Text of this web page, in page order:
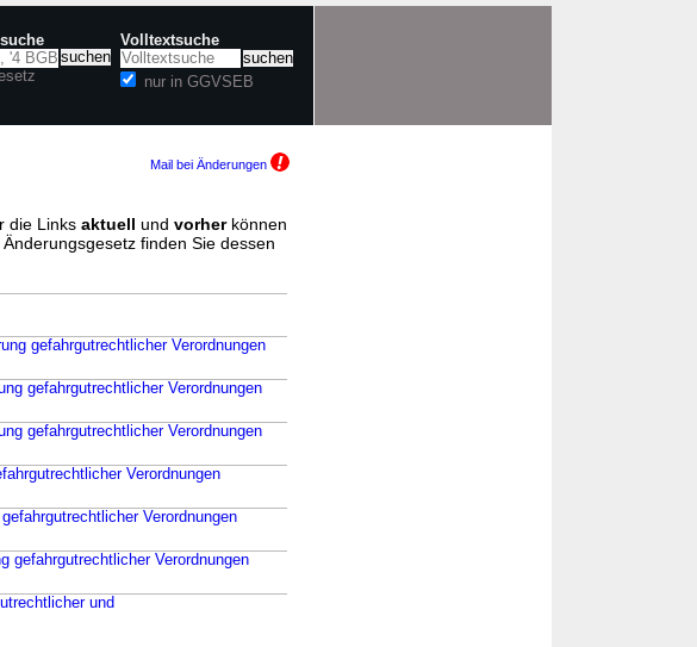
Volltextsuche
nur in GGVSEB
Mail bei Änderungen
die Links aktuell und vorherkönnen
finden Sie dessen
gefahrgutrechtlicher Verordnungen
gefahrgutrechtlicher Verordnungen
gefahrgutrechtlicher Verordnungen
Verordnungen
Verordnungen
gefahrgutrechtlicher Verordnungen
und